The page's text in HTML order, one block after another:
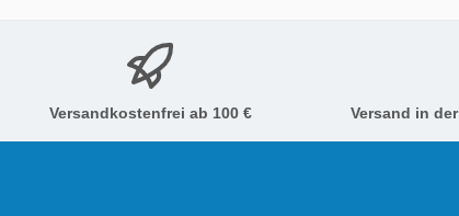
Versandkostenfrei ab 100 € Versand in